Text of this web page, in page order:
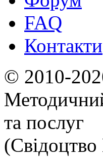
FAQ
Контакти
© 2010-
та послуг